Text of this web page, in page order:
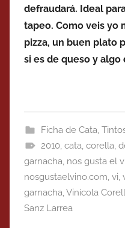
defraudará. Ideal
tapeo. Como veis yo
pizza, un buen plato
si es de queso y algo
Ficha de Cata,
2010, cata, corella,
garnacha, nos gusta el
nosgustaelvino.com, vi,
garnacha,Vinícola
Sanz Larrea